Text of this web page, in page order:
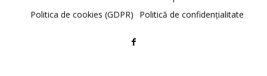
Politica de cookies (GDPR)
Politică de confidențialitate